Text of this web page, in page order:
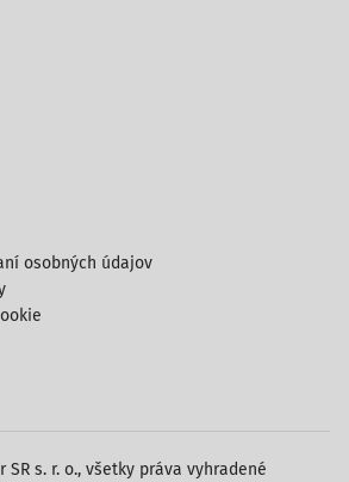
SR s. r. o., všetky práva vyhradené
osobných údajov